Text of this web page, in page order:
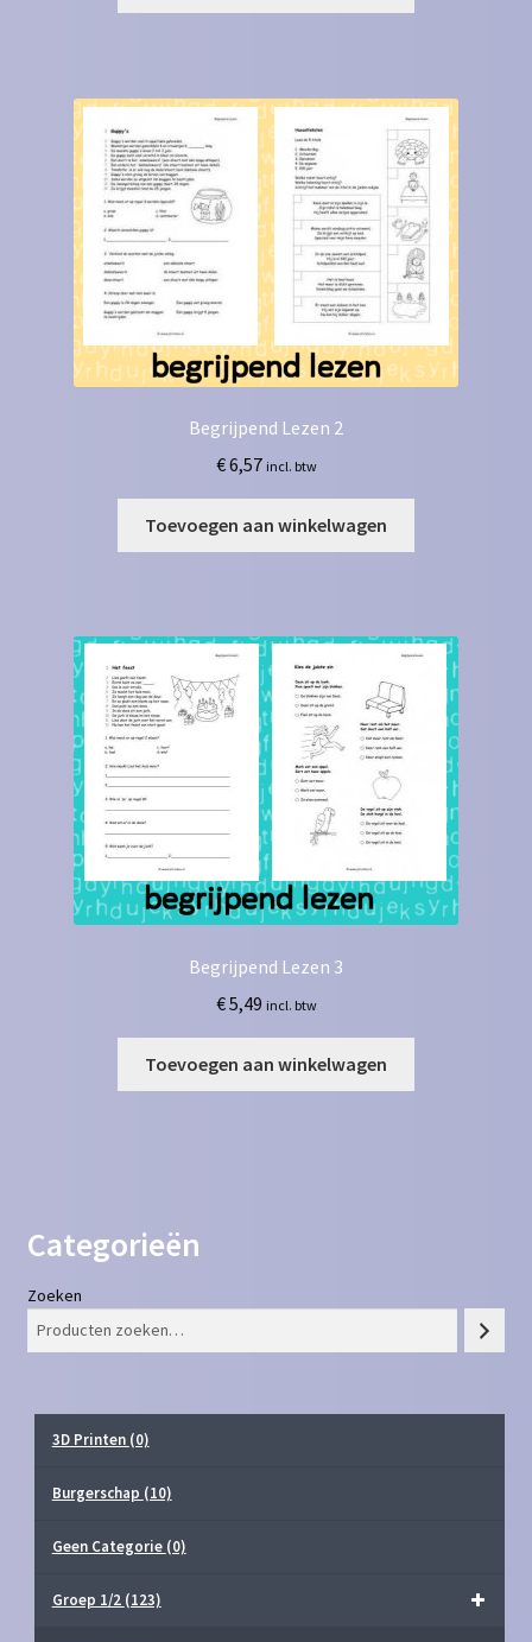
Begrijpend Lezen 2
€6,57 incl. btw
Toevoegen aan winkelwagen
Begrijpend Lezen 3
€5,49 incl. btw
Toevoegen aan winkelwagen
Categorieën
Zoeken
3D Printen (0)
Burgerschap (10)
Geen Categorie (0)
Groep 1/2 (123)